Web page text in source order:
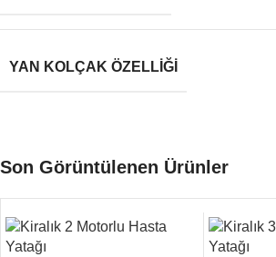
YAN KOLÇAK ÖZELLIĞI
Son Görüntülenen Ürünler